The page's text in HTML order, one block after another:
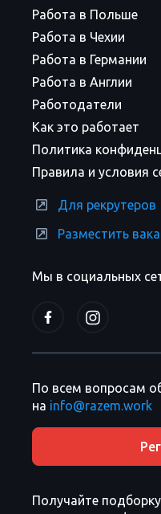
Мы в социальных
Работа в Польше
Работа в Чехии
Работа в Германии
Работа в Англии
Работодатели
Как это работает
Политика
Правила и условия
Для рекрутеров
Разместить
По всем вопросам
на info@razem.work
Получайте